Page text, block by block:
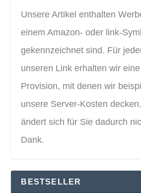
Unsere Artikel enthalten
einem Amazon- oder link-
gekennzeichnet sind. Für
unseren Link erhalten wir
Provision, mit denen wir
unsere Server-Kosten
ändert sich für Sie dadurch
Dank.
BESTSELLER